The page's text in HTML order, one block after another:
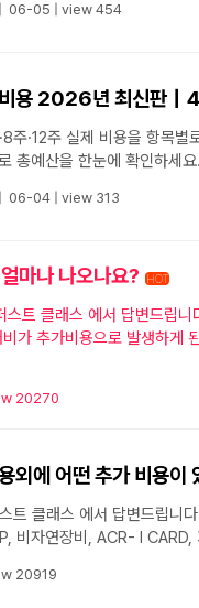
06-05 view 454
용 2026년 최신판｜
주·12주 실제 비용을 항목별
06-04 view 313
마나 나오나요? HOT
가 추가비용으로 발생하게
20270
외에 어떤 추가 비용이
학비와 기숙사 비용을 제외한 나머지
비자연장비, ACR- I CARD,
20919